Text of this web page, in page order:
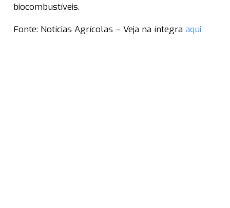
biocombustíveis.
Fonte: Notícias Agrícolas – Veja na íntegra aqui